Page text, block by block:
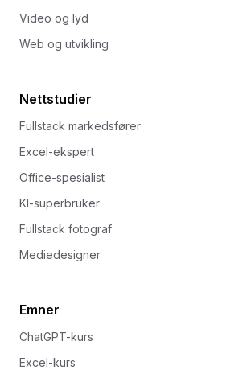
Video og lyd
Web og utvikling
Nettstudier
Fullstack markedsfører
Excel-ekspert
Office-spesialist
KI-superbruker
Fullstack fotograf
Mediedesigner
Emner
ChatGPT-kurs
Excel-kurs